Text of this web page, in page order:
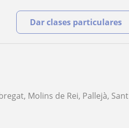
Dar clases particulares
Molins de Rei, Pallejà, Sant